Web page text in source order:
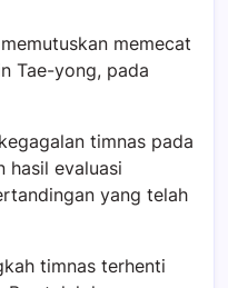
memecat
Tae-yong, pada
timnas pada
hasil evaluasi
yang telah
timnas terhenti